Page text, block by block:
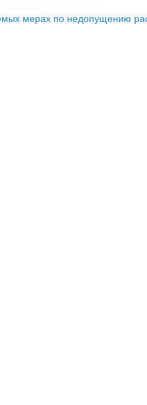
мерах по недопущению